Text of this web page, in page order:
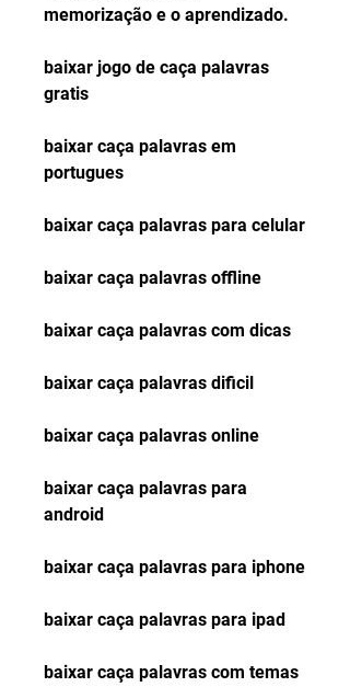
memorização e o aprendizado.
baixar jogo de caça palavras
gratis
baixar caça palavras em
portugues
baixar caça palavras para celular
baixar caça palavras offline
baixar caça palavras com dicas
baixar caça palavras dificil
baixar caça palavras online
baixar caça palavras para
android
baixar caça palavras para iphone
baixar caça palavras para ipad
baixar caça palavras com temas